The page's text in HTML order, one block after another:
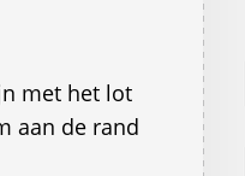
met het lot
aan de rand